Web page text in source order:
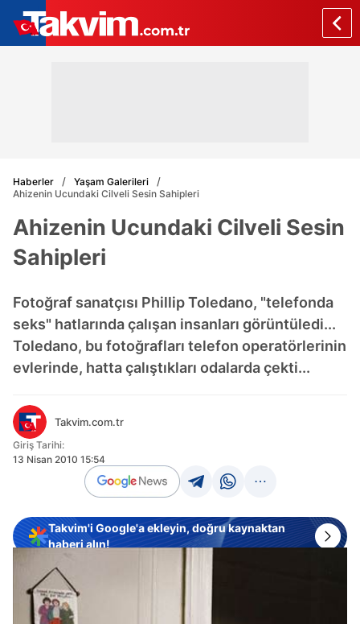
Haberler
Yaşam Galerileri
Ahizenin Ucundaki Cilveli Sesin Sahipleri
Ahizenin Ucundaki Cilveli Sesin
Sahipleri
Fotoğraf sanatçısı Phillip Toledano, "telefonda
seks" hatlarında çalışan insanları görüntüledi...
Toledano, bu fotoğrafları telefon operatörlerinin
evlerinde, hatta çalıştıkları odalarda çekti...
Takvim.com.tr
Giriş Tarihi:
13 Nisan 2010 15:54
Takvim'i Google'a ekleyin, doğru kaynaktan
haberi alın!